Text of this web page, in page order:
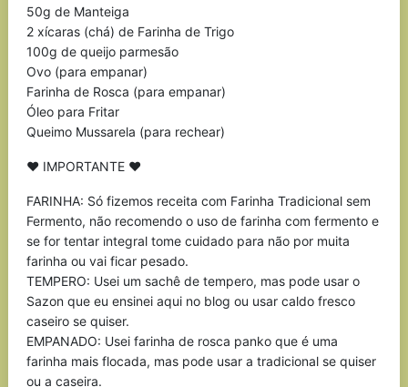
50g de Manteiga
2 xícaras (chá) de Farinha de Trigo
100g de queijo parmesão
Ovo (para empanar)
Farinha de Rosca (para empanar)
Óleo para Fritar
Queimo Mussarela (para rechear)
♥ IMPORTANTE ♥
FARINHA: Só fizemos receita com Farinha Tradicional sem
Fermento, não recomendo o uso de farinha com fermento e
se for tentar integral tome cuidado para não por muita
farinha ou vai ficar pesado.
TEMPERO: Usei um sachê de tempero, mas pode usar o
Sazon que eu ensinei aqui no blog ou usar caldo fresco
caseiro se quiser.
EMPANADO: Usei farinha de rosca panko que é uma
farinha mais flocada, mas pode usar a tradicional se quiser
ou a caseira.